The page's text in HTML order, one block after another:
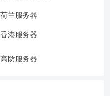
荷兰服务器
香港服务器
高防服务器